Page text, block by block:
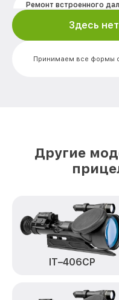
Ремонт встроенного
Замена ключей
Замена аккумулятора
Замена процессора IT-
Замена USB порта IT-
Ремонт цепи питания
Принимаем все формы
Здесь
Другие
IT–406СP